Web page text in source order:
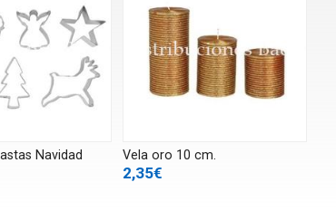
Navidad
Vela oro 10 cm.
2,35€